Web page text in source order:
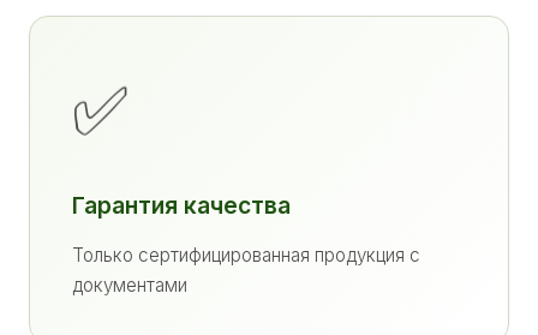
✅
Гарантия качества
Только сертифицированная продукция с
документами